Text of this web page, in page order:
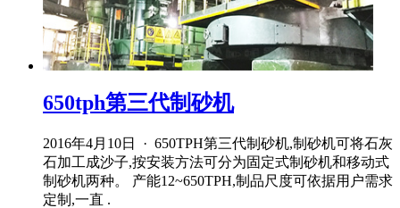
650tph第三代制砂机
2016年4月10日 · 650TPH第三代制砂机,制砂机可将石灰
石加工成沙子,按安装方法可分为固定式制砂机和移动式
制砂机两种。 产能12~650TPH,制品尺度可依据用户需求
定制,一直 .